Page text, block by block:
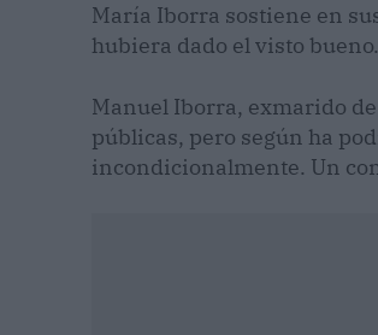
María Iborra sostiene en
hubiera dado el visto
Manuel Iborra, exmarido
públicas, pero según ha
incondicionalmente. Un